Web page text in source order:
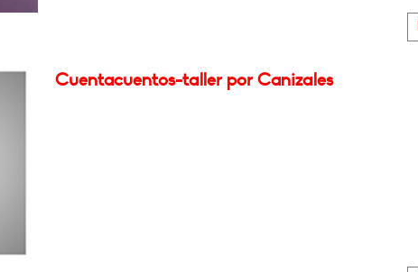
Cuentacuentos-taller por Canizales